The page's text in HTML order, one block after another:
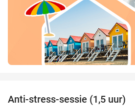
Anti-stress-sessie (1,5 uur)